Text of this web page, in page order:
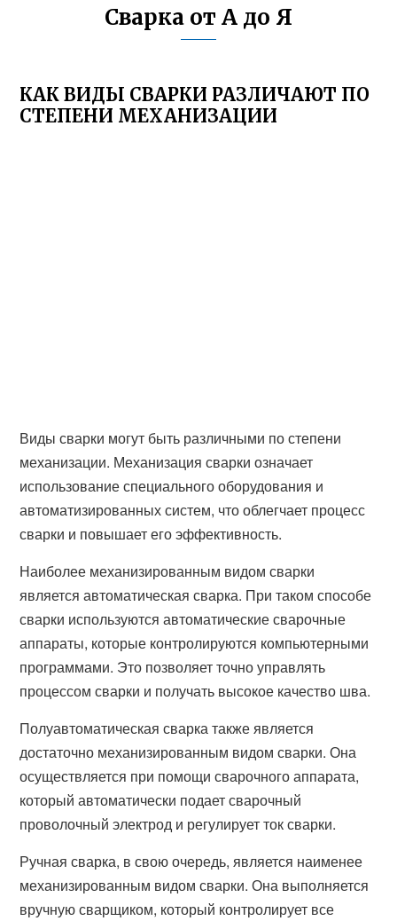
Сварка от А до Я
КАК ВИДЫ СВАРКИ РАЗЛИЧАЮТ ПО
СТЕПЕНИ МЕХАНИЗАЦИИ
Виды сварки могут быть различными по степени
механизации. Механизация сварки означает
использование специального оборудования и
автоматизированных систем, что облегчает процесс
сварки и повышает его эффективность.
Наиболее механизированным видом сварки
является автоматическая сварка. При таком способе
сварки используются автоматические сварочные
аппараты, которые контролируются компьютерными
программами. Это позволяет точно управлять
процессом сварки и получать высокое качество шва.
Полуавтоматическая сварка также является
достаточно механизированным видом сварки. Она
осуществляется при помощи сварочного аппарата,
который автоматически подает сварочный
проволочный электрод и регулирует ток сварки.
Ручная сварка, в свою очередь, является наименее
механизированным видом сварки. Она выполняется
вручную сварщиком, который контролирует все